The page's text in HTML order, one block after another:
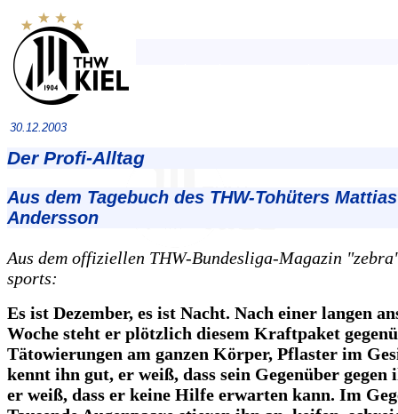
30.12.2003
Der Profi-Alltag
Aus dem Tagebuch des THW-Tohüters Mattias
Andersson
Aus dem offiziellen THW-Bundesliga-Magazin
sports:
Es ist Dezember, es ist Nacht. Nach einer langen
Woche steht er plötzlich diesem Kraftpaket
Tätowierungen am ganzen Körper, Pflaster im
kennt ihn gut, er weiß, dass sein Gegenüber gegen
er weiß, dass er keine Hilfe erwarten kann. Im